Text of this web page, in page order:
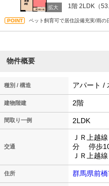
1階 2LDK（
ペット飼育可で居住設備充実/雨の
物件概要
種別 / 構造 アパート /
建物階建 2階
間取り一例 2LDK
交通
ＪＲ上越
分 停歩
ＪＲ上越
住所 群馬県前